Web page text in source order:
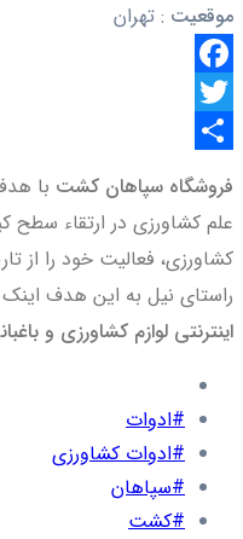
موقعیت : تهران
Facebook
Twitter
اشتراک
گذاری
فروشگاه سپاهان کشت با
علم کشاورزی در ارتقاء
راستای نیل به این هدف
اینترنتی لوازم کشاورزی و
#ادوات
#ادوات کشاورزی
#سپاهان
#کشت